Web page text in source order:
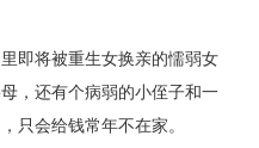
将被重生女换亲的懦弱女
还有个病弱的小侄子和一
只会给钱常年不在家。